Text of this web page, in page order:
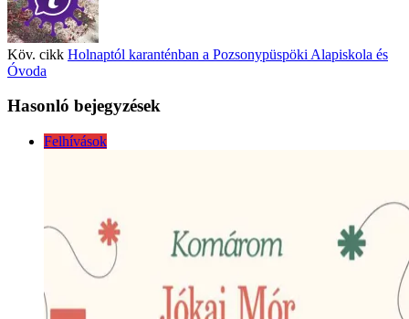
Köv. cikk Holnaptól karanténban a Pozsonypüspöki Alapiskola és
Óvoda
Hasonló bejegyzések
Felhívások